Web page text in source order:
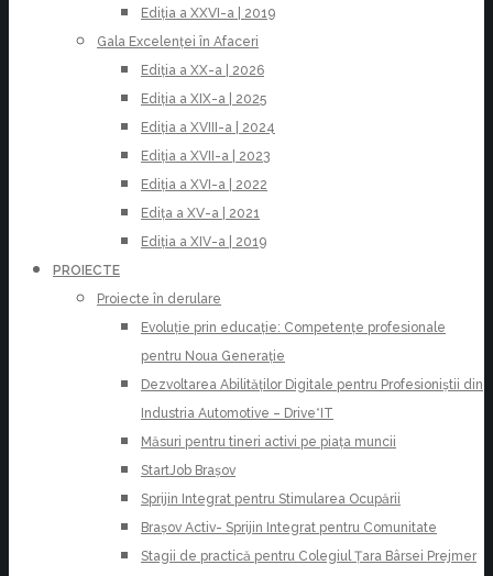
Ediția a XXVI-a | 2019
Gala Excelenței în Afaceri
Ediția a XX-a | 2026
Ediția a XIX-a | 2025
Ediția a XVIII-a | 2024
Ediția a XVII-a | 2023
Ediția a XVI-a | 2022
Edița a XV-a | 2021
Ediția a XIV-a | 2019
PROIECTE
Proiecte în derulare
Evoluție prin educație: Competențe profesionale
pentru Noua Generație
Dezvoltarea Abilităților Digitale pentru Profesioniștii din
Industria Automotive – Drive*IT
Măsuri pentru tineri activi pe piața muncii
StartJob Brașov
Sprijin Integrat pentru Stimularea Ocupării
Brașov Activ- Sprijin Integrat pentru Comunitate
Stagii de practică pentru Colegiul Țara Bârsei Prejmer